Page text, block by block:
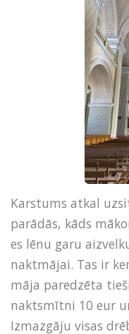
Karstums atkal
parādās, kāds
es lēnu garu
naktmājai. Tas ir
māja paredzēta
naktsmītni 10 eur
Izmazgāju visas